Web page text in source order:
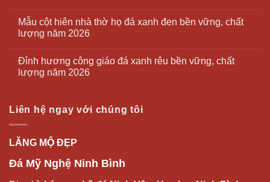
Mẫu cột hiên nhà thờ họ đá xanh đen bền vững, chất
lượng năm 2026
Đỉnh hương công giáo đá xanh rêu bền vững, chất
lượng năm 2026
Liên hệ ngay với chúng tôi
LĂNG MỘ ĐẸP
Đá Mỹ Nghệ Ninh Bình